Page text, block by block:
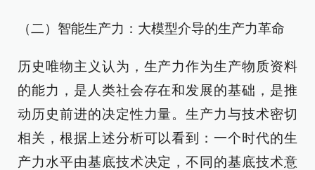
（二）智能生产力：大模型介导的生产力革命
历史唯物主义认为，生产力作为生产物质资料
的能力，是人类社会存在和发展的基础，是推
动历史前进的决定性力量。生产力与技术密切
相关，根据上述分析可以看到：一个时代的生
产力水平由基底技术决定，不同的基底技术意